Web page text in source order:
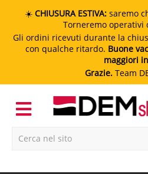
☀️ CHIUSURA ESTIVA: saremo
Torneremo operativi
Gli ordini ricevuti durante la
con qualche ritardo. Buone
maggiori
Grazie. Team